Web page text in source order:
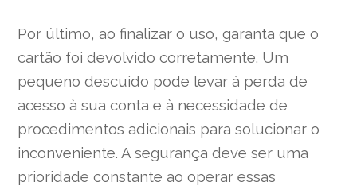
Por último, ao finalizar o uso, garanta que o
cartão foi devolvido corretamente. Um
pequeno descuido pode levar à perda de
acesso à sua conta e à necessidade de
procedimentos adicionais para solucionar o
inconveniente. A segurança deve ser uma
prioridade constante ao operar essas